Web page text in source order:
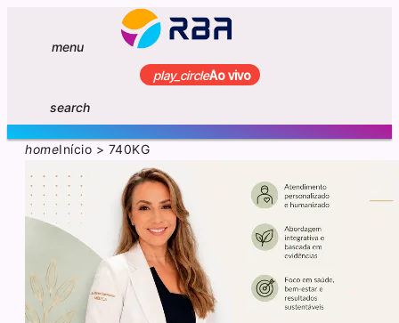
menu
play_circleAo vivo
search
homeInício > 740KG